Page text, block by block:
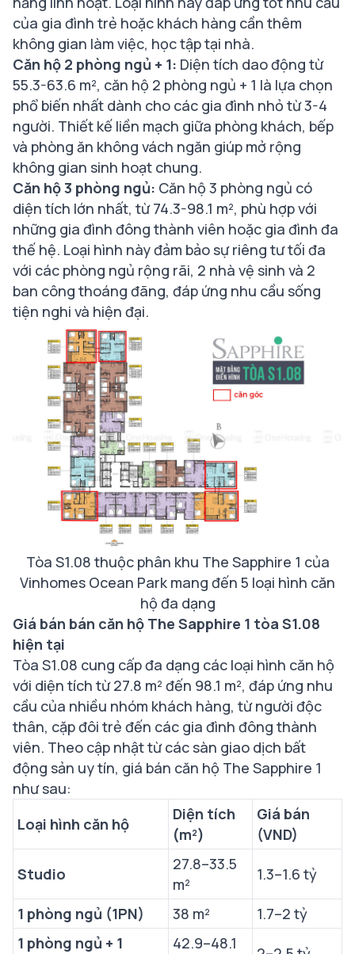
của gia đình trẻ hoặc khách hàng cần thêm
không gian làm việc, học tập tại nhà.
Căn hộ 2 phòng ngủ + 1: Diện tích dao động từ
55.3-63.6 m², căn hộ 2 phòng ngủ + 1 là lựa chọn
phổ biến nhất dành cho các gia đình nhỏ từ 3-4
người. Thiết kế liền mạch giữa phòng khách, bếp
và phòng ăn không vách ngăn giúp mở rộng
không gian sinh hoạt chung.
Căn hộ 3 phòng ngủ: Căn hộ 3 phòng ngủ có
diện tích lớn nhất, từ 74.3-98.1 m², phù hợp với
những gia đình đông thành viên hoặc gia đình đa
thế hệ. Loại hình này đảm bảo sự riêng tư tối đa
với các phòng ngủ rộng rãi, 2 nhà vệ sinh và 2
ban công thoáng đãng, đáp ứng nhu cầu sống
tiện nghi và hiện đại.
Tòa S1.08 thuộc phân khu The Sapphire 1 của
Vinhomes Ocean Park mang đến 5 loại hình căn
hộ đa dạng
Giá bán bán căn hộ The Sapphire 1 tòa S1.08
hiện tại
Tòa S1.08 cung cấp đa dạng các loại hình căn hộ
với diện tích từ 27.8 m² đến 98.1 m², đáp ứng nhu
cầu của nhiều nhóm khách hàng, từ người độc
thân, cặp đôi trẻ đến các gia đình đông thành
viên. Theo cập nhật từ các sàn giao dịch bất
động sản uy tín, giá bán căn hộ The Sapphire 1
như sau:
Loại hình căn hộ
Diện tích
(m²)
Giá bán
(VND)
Studio
27.8–33.5
m²
1.3–1.6 tỷ
1 phòng ngủ (1PN) 38 m²
1.7–2 tỷ
1 phòng ngủ + 1
42.9–48.1